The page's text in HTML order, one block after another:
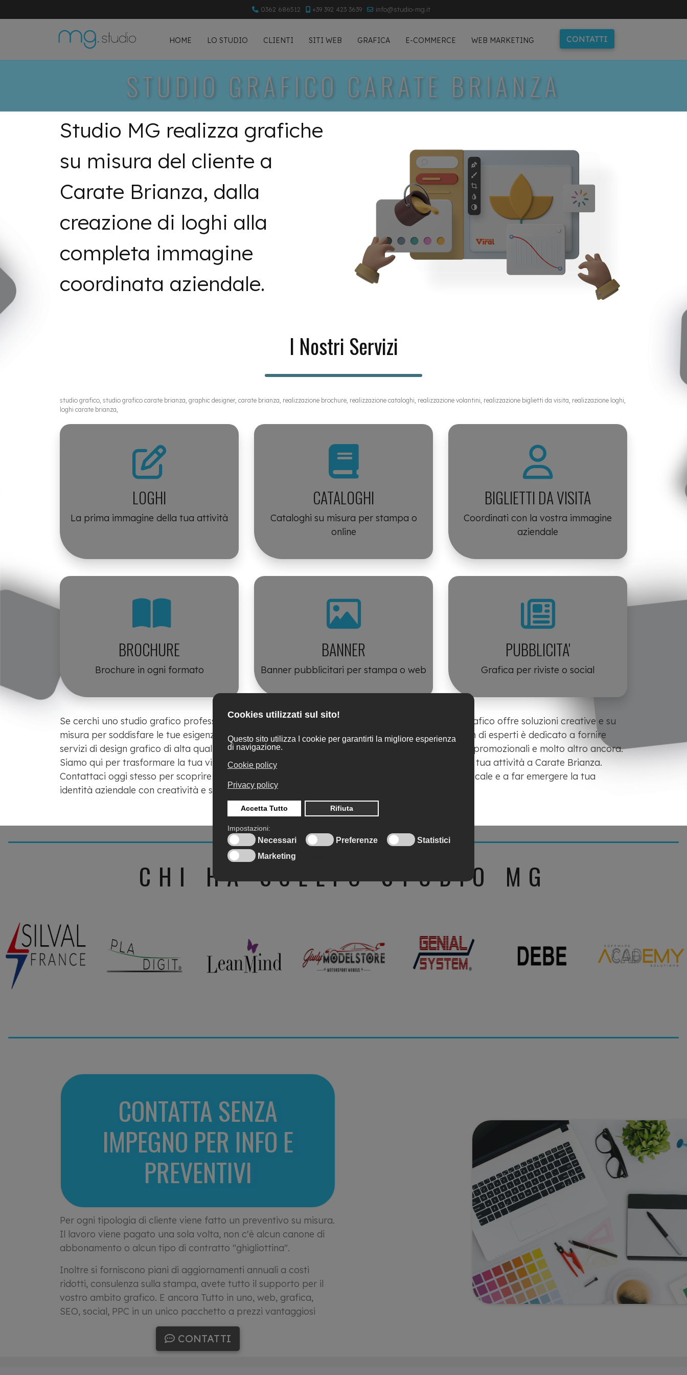
0362 686512 +39 392 423 3639 info@studio-mg.it
HOME LO STUDIO CLIENTI SITI WEB GRAFICA E-COMMERCE WEB MARKETING CONTATTI
STUDIO GRAFICO CARATE BRIANZA
Studio MG realizza grafiche
su misura del cliente a
Carate Brianza, dalla
creazione di loghi alla
completa immagine
coordinata aziendale.
I Nostri Servizi
studio grafico, studio grafico carate brianza, graphic designer, carate brianza, realizzazione brochure, realizzazione cataloghi, realizzazione volantini, realizzazione biglietti da visita, realizzazione loghi,
loghi carate brianza,
LOGHI
La prima immagine della tua attività
CATALOGHI
Cataloghi su misura per stampa o
online
BIGLIETTI DA VISITA
Coordinati con la vostra immagine
aziendale
BROCHURE
Brochure in ogni formato
BANNER
Banner pubblicitari per stampa o web
PUBBLICITA'
Grafica per riviste o social
Se cerchi uno studio grafico professionale a Carate Brianza, siamo qui per te. Il nostro studio grafico offre soluzioni creative e su
misura per soddisfare le tue esigenze di design visivo nella zona di Carate Brianza. Il nostro team di esperti è dedicato a fornire
servizi di design grafico di alta qualità, che includono branding, progettazione di loghi, materiali promozionali e molto altro ancora.
Siamo qui per trasformare la tua visione in realtà, garantendo un impatto visivo duraturo per la tua attività a Carate Brianza.
Contattaci oggi stesso per scoprire come possiamo aiutarti a distinguerti nel panorama visivo locale e a far emergere la tua
identità aziendale con creatività e stile unici.
CHI HA SCELTO STUDIO MG
CONTATTA SENZA
IMPEGNO PER INFO E
PREVENTIVI
Per ogni tipologia di cliente viene fatto un preventivo su misura.
Il lavoro viene pagato una sola volta, non c'è alcun canone di
abbonamento o alcun tipo di contratto "ghigliottina".
Inoltre si forniscono piani di aggiornamenti annuali a costi
ridotti, consulenza sulla stampa, avete tutto il supporto per il
vostro ambito grafico. E ancora Tutto in uno, web, grafica,
SEO, social, PPC in un unico pacchetto a prezzi vantaggiosi
CONTATTI